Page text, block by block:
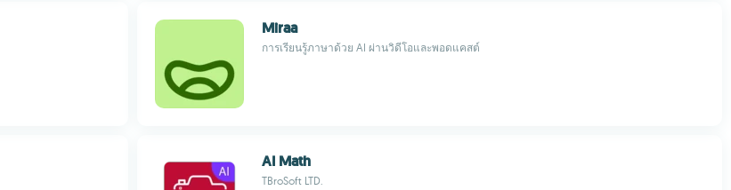
Miraa
การเรียนรู้ภาษาด้วย AI ผ่านวิดีโอและพอดแคสต์
AI Math
TBroSoft LTD.